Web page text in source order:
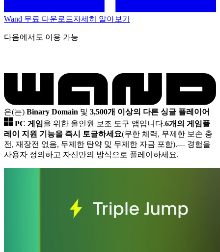
Wand 무료 다운로드자세히 알아보기
다음에서도 이용 가능
은(는) Binary Domain 및 3,500개 이상의 다른 싱글 플레이어
PC 게임을 위한 올인원 보조 도구 앱입니다.6개의 게임플
레이 지원 기능을 즉시 토글하세요(무한 체력, 무제한 보손 충
전, 재장전 없음, 무제한 탄약 및 무제한 자금 포함).— 경험을
사용자 정의하고 자신만의 방식으로 플레이하세요.